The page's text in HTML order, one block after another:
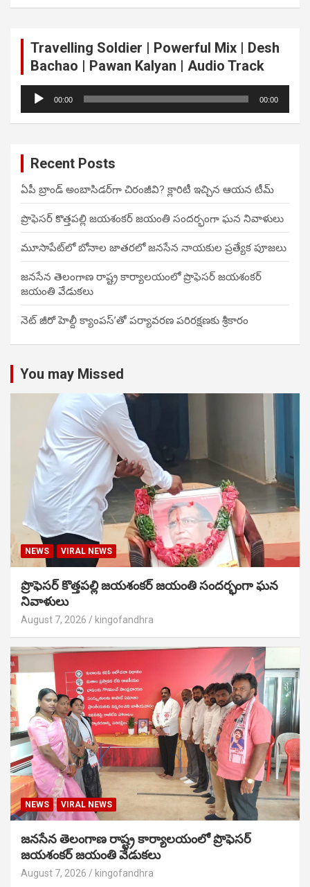
Travelling Soldier | Powerful Mix | Desh
Bachao | Pawan Kalyan | Audio Track
Audio
Player
00:00 00:00
Recent Posts
ఏపీ బ్రాండ్ అంబాసిడర్‌గా చిరంజీవి? క్లారిటీ ఇచ్చిన ఆయన టీమ్
ప్రొఫెసర్ కొత్తపల్లి జయశంకర్ జయంతి సందర్భంగా ఘన నివాళులు
మూసాపేట్‌లో బోనాల జాతరలో జనసేన నాయకుల ప్రత్యేక పూజలు
జనసేన తెలంగాణ రాష్ట్ర కార్యాలయంలో ప్రొఫెసర్ జయశంకర్
జయంతి వేడుకలు
నెట్ జీరో హెల్దీ క్యాంపస్’తో పర్యావరణ పరిరక్షణకు శ్రీకారం
You may Missed
NEWS VIRAL NEWS
ప్రొఫెసర్ కొత్తపల్లి జయశంకర్ జయంతి సందర్భంగా ఘన
నివాళులు
August 7, 2026 kingofandhra
NEWS VIRAL NEWS
జనసేన తెలంగాణ రాష్ట్ర కార్యాలయంలో ప్రొఫెసర్
జయశంకర్ జయంతి వేడుకలు
August 7, 2026 kingofandhra